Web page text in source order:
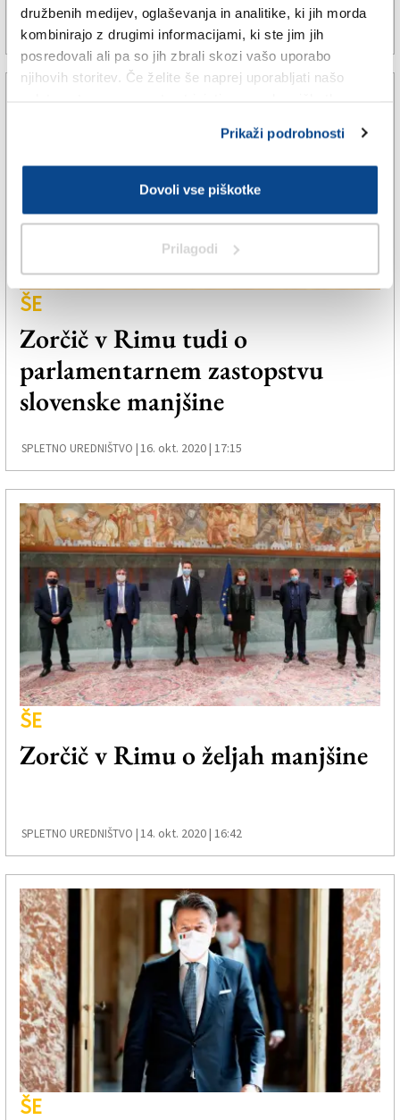
družbenih medijev, oglaševanja in analitike, ki jih morda
kombinirajo z drugimi informacijami, ki ste jim jih
posredovali ali pa so jih zbrali skozi vašo uporabo
njihovih storitev. Če želite še naprej uporabljati našo
Prikaži podrobnosti
Dovoli vse piškotke
Prilagodi
PETER VERČ |29. jan. 2021 | 20:21
ŠE
Zorčič v Rimu tudi o
parlamentarnem zastopstvu
slovenske manjšine
SPLETNO UREDNIŠTVO |16. okt. 2020 | 17:15
ŠE
Zorčič v Rimu o željah manjšine
SPLETNO UREDNIŠTVO |14. okt. 2020 | 16:42
ŠE